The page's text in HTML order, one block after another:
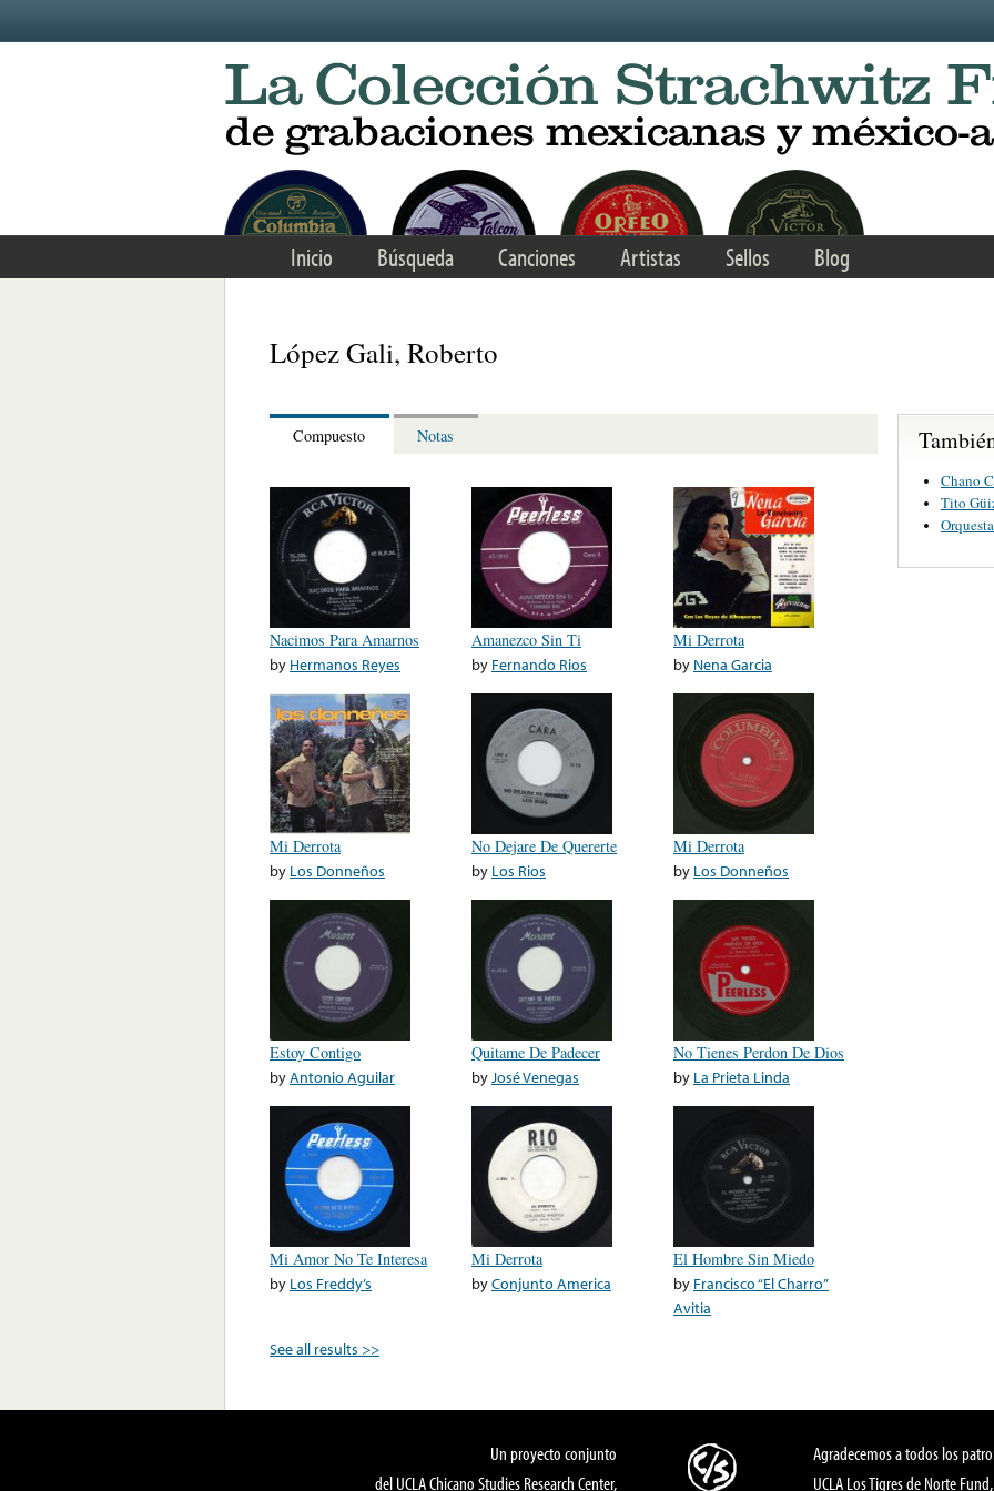
Inicio Búsqueda Canciones Artistas Sellos Blog
López Gali, Roberto
Compuesto Notas
Nacimos Para Amarnos
by Hermanos Reyes
Amanezco Sin Ti
by Fernando Rios
Mi Derrota
by Nena Garcia
Mi Derrota
by Los Donneños
No Dejare De Quererte
by Los Rios
Mi Derrota
by Los Donneños
Estoy Contigo
byAntonio Aguilar
Quitame De Padecer
byJosé Venegas
No Tienes Perdon De Dios
by La Prieta Linda
Mi Amor No Te Interesa
by Los Freddy’s
Mi Derrota
byConjunto America
El Hombre Sin Miedo
by Francisco “El Charro”
Avitia
See all results >>
Chano
Tito
Un proyecto conjunto
del UCLA Chicano Studies Research Center,
Agradecemos a todos los
UCLA Los Tigres de Norte